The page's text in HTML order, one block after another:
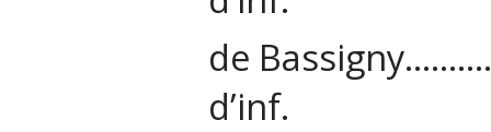
de
d’inf.